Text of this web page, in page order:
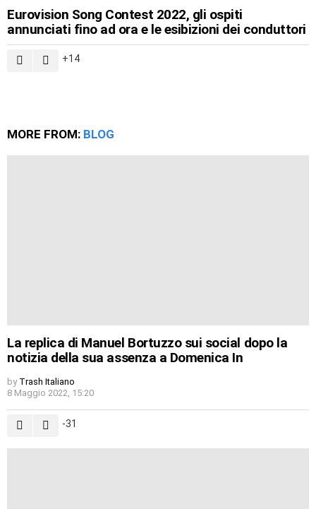
Eurovision Song Contest 2022, gli ospiti
annunciati fino ad ora e le esibizioni dei conduttori
14
MORE FROM: BLOG
La replica di Manuel Bortuzzo sui social dopo la
notizia della sua assenza a Domenica In
by Trash Italiano
8 Maggio 2022, 15:20
-31